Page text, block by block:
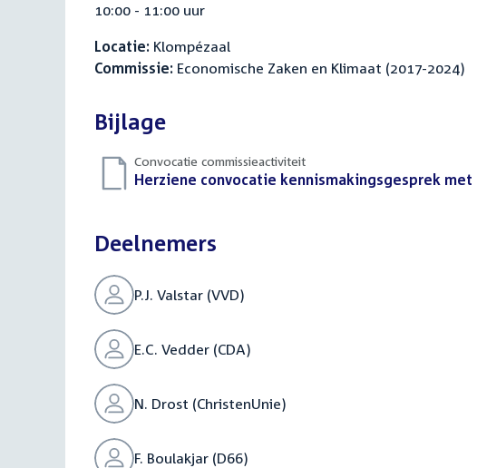
10:00 - 11:00 uur
Locatie: Klompézaal
Commissie: Economische Zaken en Klimaat (2017-2024)
Bijlage
Convocatie commissieactiviteit
Download
Herziene convocatie kennismakingsgesprek
Deelnemers
P.J. Valstar (VVD)
E.C. Vedder (CDA)
N. Drost (ChristenUnie)
F. Boulakjar (D66)